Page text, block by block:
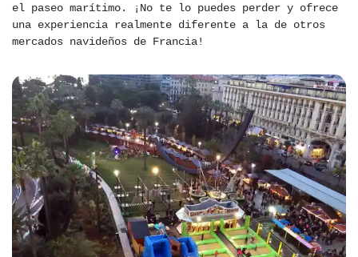
el paseo marítimo. ¡No te lo puedes perder y ofrece
una experiencia realmente diferente a la de otros
mercados navideños de Francia!